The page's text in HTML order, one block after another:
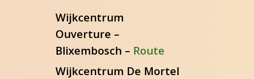
Wijkcentrum
Ouverture –
Blixembosch – Route
Wijkcentrum De Mortel